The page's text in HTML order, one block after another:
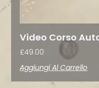
Video Corso
£49.00
Aggiungi Al Carrello